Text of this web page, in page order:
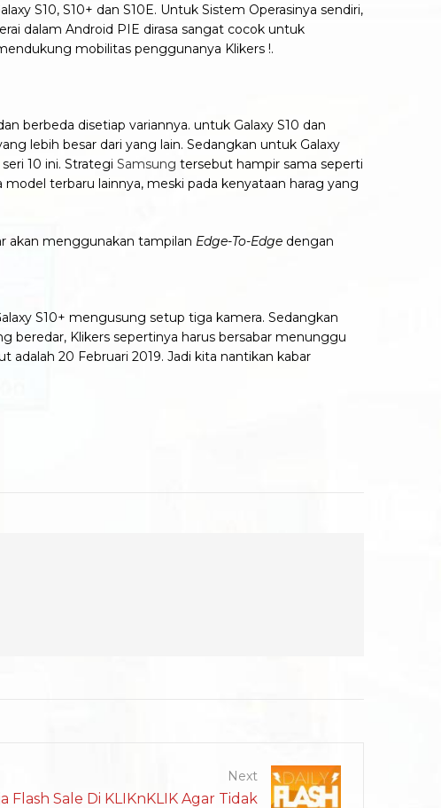
S10, S10+ dan S10E. Untuk Sistem Operasinya sendiri,
dalam Android PIE dirasa sangat cocok untuk
mobilitas penggunanya Klikers !.
berbeda disetiap variannya. untuk Galaxy S10 dan
lebih besar dari yang lain. Sedangkan untuk Galaxy
10 ini. Strategi Samsung tersebut hampir sama seperti
terbaru lainnya, meski pada kenyataan harag yang
akan menggunakan tampilan Edge-To-Edge dengan
S10+ mengusung setup tiga kamera. Sedangkan
beredar, Klikers sepertinya harus bersabar menunggu
20 Februari 2019. Jadi kita nantikan kabar
Next
Flash Sale Di KLIKnKLIK Agar Tidak